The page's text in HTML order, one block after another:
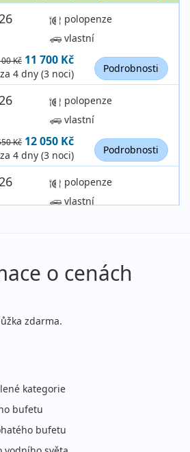
polopenze
vlastní
Kč 11 700 Kč
4 dny (3 noci) Podrobnosti
polopenze
vlastní
Kč 12 050 Kč
4 dny (3 noci) Podrobnosti
polopenze
vlastní
polopenze
vlastní
4 dny (3 noci)
Kč 12 050 Kč
polopenze
vlastní
o cenách
zdarma.
kategorie
bufetu
bufetu